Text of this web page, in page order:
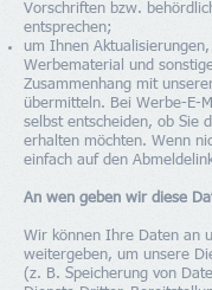
Vorschriften bzw.
entsprechen;
um Ihnen
Werbematerial und
Zusammenhang mit
übermitteln. Bei Werbe-E-
selbst entscheiden, ob Sie
erhalten möchten. Wenn
einfach auf den
An wen geben wir diese
Wir können Ihre Daten an
weitergeben, um unsere
(z. B. Speicherung von